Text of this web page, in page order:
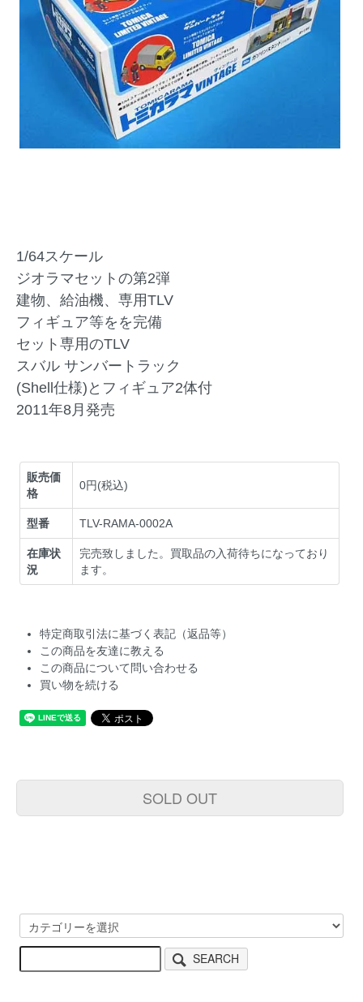
1/64スケール
ジオラマセットの第2弾
建物、給油機、専用TLV
フィギュア等をを完備
セット専用のTLV
スバル サンバートラック
(Shell仕様)とフィギュア2体付
2011年8月発売
販売価
格
0円(税込)
型番 TLV-RAMA-0002A
在庫状
況
完売致しました。買取品の入荷待ちになっており
ます。
特定商取引法に基づく表記（返品等）
この商品を友達に教える
この商品について問い合わせる
買い物を続ける
SOLD OUT
SEARCH